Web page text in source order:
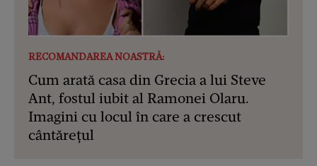
RECOMANDAREA NOASTRĂ:
Cum arată casa din Grecia a lui Steve
Ant, fostul iubit al Ramonei Olaru.
Imagini cu locul în care a crescut
cântărețul